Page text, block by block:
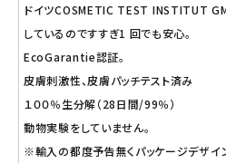
ドイツCOSMETIC TEST INSTITUT
しているのですすぎ1 回でも安心。
EcoGarantie認証。
皮膚刺激性、皮膚パッチテスト済み
１００％生分解（28日間/99％）
動物実験をしていません。
※輸入の都度予告無くパッケージデザイ